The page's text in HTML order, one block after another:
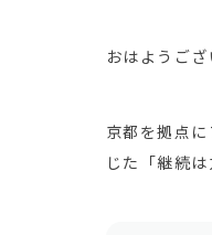
おはようご
京都を拠点
じた「継続